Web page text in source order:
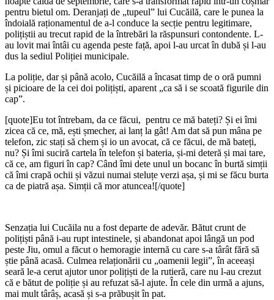
pentru bietul om. Deranjați de „tupeul” lui Cucăilă, care le punea la
îndoială raționamentul de a-l conduce la secție pentru legitimare,
polițiștii au trecut rapid de la întrebări la răspunsuri contondente. L-
au lovit mai întâi cu agenda peste față, apoi l-au urcat în dubă și l-au
dus la sediul Poliției municipale.
La poliție, dar și până acolo, Cucăilă a încasat timp de o oră pumni
și picioare de la cei doi polițiști, aparent „ca să i se scoată figurile din
cap”.
[quote]Eu tot întrebam, da ce făcui, pentru ce mă bateți? Și ei îmi
zicea că ce, mă, ești șmecher, ai lanț la gât! Am dat să pun mâna pe
telefon, zic stați să chem și io un avocat, că ce făcui, de mă bateți,
nu? Și îmi suciră cartela în telefon și bateria, și-mi deteră și mai tare,
că ce, am figuri în cap? Când îmi dete unul un bocanc în burtă simții
că îmi crapă ochii și văzui numai steluțe verzi așa, și mi se făcu burta
ca de piatră așa. Simții că mor atuncea![/quote]
Senzația lui Cucăila nu a fost departe de adevăr. Bătut crunt de
polițiști până i-au rupt intestinele, și abandonat apoi lângă un pod
peste Jiu, omul a făcut o hemoragie internă cu care s-a târât fără să
știe până acasă. Culmea relaționării cu „oamenii legii”, în aceeași
seară le-a cerut ajutor unor polițiști de la rutieră, care nu l-au crezut
că e bătut de poliție și au refuzat să-l ajute. În cele din urmă a ajuns,
mai mult târâș, acasă și s-a prăbușit în pat.